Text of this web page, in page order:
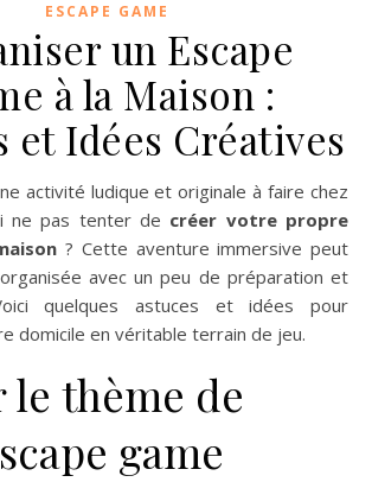
ESCAPE GAME
un Escape
à la Maison :
et Idées Créatives
ne pas tenter de créer votre propre
? Cette aventure immersive peut
avec un peu de préparation et
quelques astuces et idées pour
domicile en véritable terrain de jeu.
le thème de
game